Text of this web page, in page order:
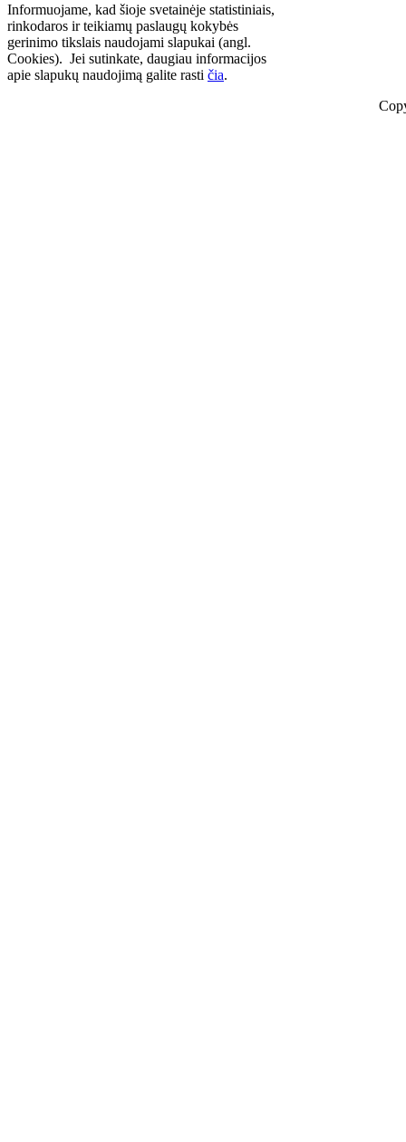
Informuojame, kad šioje svetainėje statistiniais,
rinkodaros ir teikiamų paslaugų kokybės
gerinimo tikslais naudojami slapukai (angl.
Cookies). Jei sutinkate, daugiau informacijos
apie slapukų naudojimą galite rasti čia.